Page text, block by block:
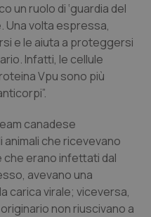
Bolzano
Trento
un ruolo di ‘guardia del
Una volta espressa,
e le aiuta a proteggersi
Infatti, le cellule
Vpu sono più
canadese
che ricevevano
erano infettati dal
avevano una
carica virale; viceversa,
non riuscivano a